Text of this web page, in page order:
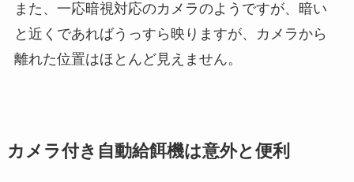
また、一応暗視対応のカメラのようですが、暗い
と近くであればうっすら映りますが、カメラから
離れた位置はほとんど見えません。
カメラ付き自動給餌機は意外と便利